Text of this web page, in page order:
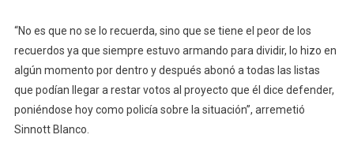
“No es que no se lo recuerda, sino que se tiene el peor de los
recuerdos ya que siempre estuvo armando para dividir, lo hizo en
algún momento por dentro y después abonó a todas las listas
que podían llegar a restar votos al proyecto que él dice defender,
poniéndose hoy como policía sobre la situación”, arremetió
Sinnott Blanco.